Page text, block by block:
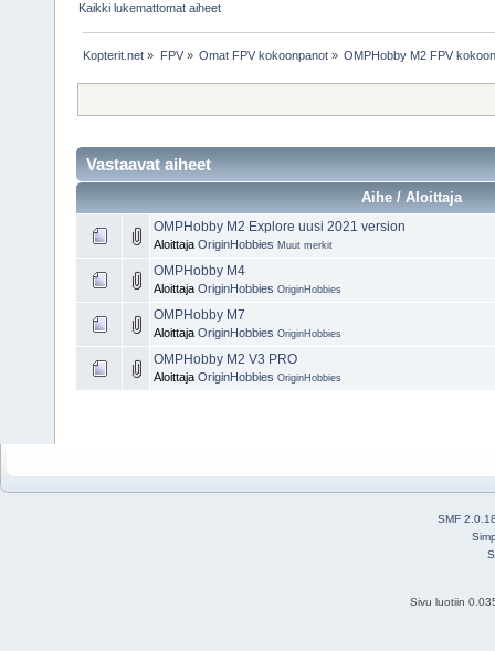
Kaikki lukemattomat aiheet
Kopterit.net » FPV» Omat FPV kokoonpanot» OMPHobby M2 FPV
Vastaavat aiheet
Aihe / Aloittaja
OMPHobby M2 Explore uusi 2021 version
Aloittaja OriginHobbies Muut merkit
OMPHobby M4
Aloittaja OriginHobbies OriginHobbies
OMPHobby M7
Aloittaja OriginHobbies OriginHobbies
OMPHobby M2 V3 PRO
Aloittaja OriginHobbies OriginHobbies
SMF
Sivu luotiin